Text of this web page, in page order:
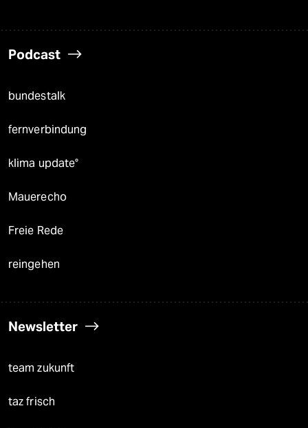
Podcast
bundestalk
fernverbindung
klima update°
Mauerecho
Freie Rede
reingehen
Newsletter
team zukunft
taz frisch